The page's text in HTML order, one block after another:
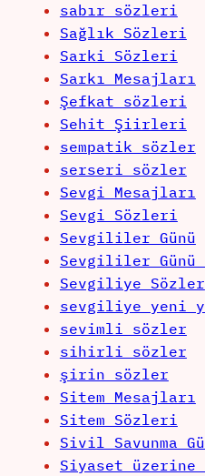
sabır sözleri
Sağlık Sözleri
Sarki Sözleri
Sarkı Mesajları
Şefkat sözleri
Sehit Şiirleri
sempatik sözler
serseri sözler
Sevgi Mesajları
Sevgi Sözleri
Sevgililer Günü
Sevgililer Günü
Sevgiliye Sözler
sevgiliye yeni
sevimli sözler
sihirli sözler
şirin sözler
Sitem Mesajları
Sitem Sözleri
Sivil Savunma
Siyaset